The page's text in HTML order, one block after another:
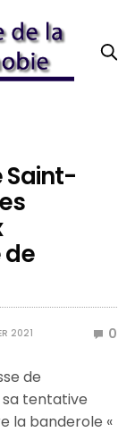
Saint-
de
2021 0
de
tentative
la banderole «